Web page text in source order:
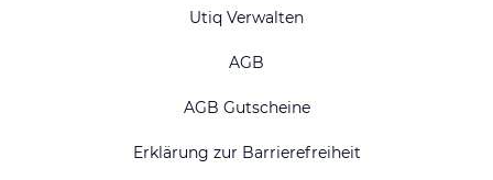
Utiq Verwalten
AGB
AGB Gutscheine
Erklärung zur Barrierefreiheit